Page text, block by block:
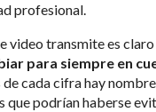
profesional.
video transmite es
para siempre en
de cada cifra hay
que podrían haberse